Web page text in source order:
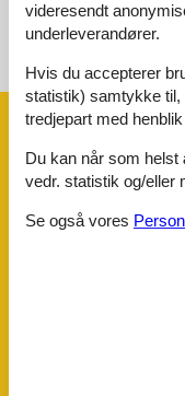
Faciliteter
Airport INN
videresendt
underleverandører.
Hvis du accepterer
statistik) samtykke til,
tredjepart med
Du kan når som
vedr. statistik og/eller
Se også vores